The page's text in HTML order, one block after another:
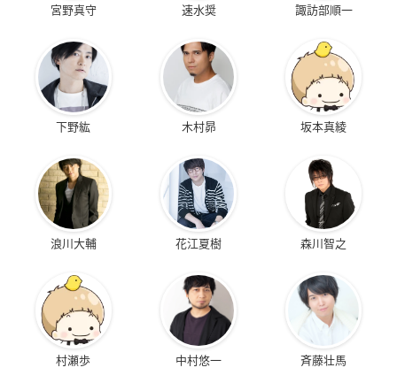
宮野真守 速水奨 諏訪部順一
下野紘 木村昴 坂本真綾
浪川大輔 花江夏樹 森川智之
村瀬歩 中村悠一 斉藤壮馬